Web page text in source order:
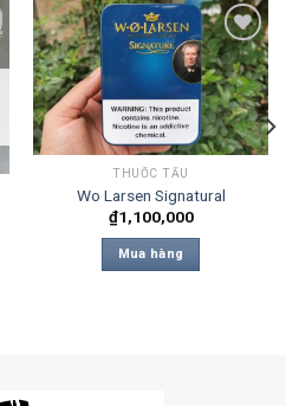
Add to
wishlist
THUỐC TẨU
Wo Larsen Signatural
₫1,100,000
Mua hàng